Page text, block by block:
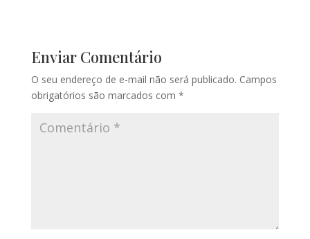
Enviar Comentário
O seu endereço de e-mail não será publicado. Campos
obrigatórios são marcados com *